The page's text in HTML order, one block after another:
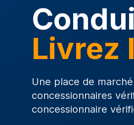
Livrez
Une place de
concessionnaires
concessionnaire